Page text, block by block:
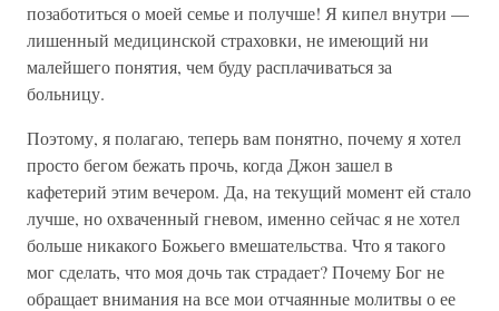
позаботиться о моей семье и получше! Я кипел внутри —
лишенный медицинской страховки, не имеющий ни
малейшего понятия, чем буду расплачиваться за
больницу.
Поэтому, я полагаю, теперь вам понятно, почему я хотел
просто бегом бежать прочь, когда Джон зашел в
кафетерий этим вечером. Да, на текущий момент ей стало
лучше, но охваченный гневом, именно сейчас я не хотел
больше никакого Божьего вмешательства. Что я такого
мог сделать, что моя дочь так страдает? Почему Бог не
обращает внимания на все мои отчаянные молитвы о ее